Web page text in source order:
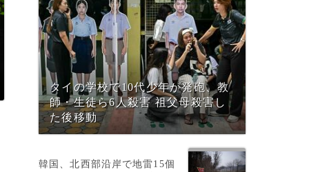
タイの学校で10代少年が発砲、教
師・生徒ら6人殺害 祖父母殺害し
た後移動
韓国、北西部沿岸で地雷15個